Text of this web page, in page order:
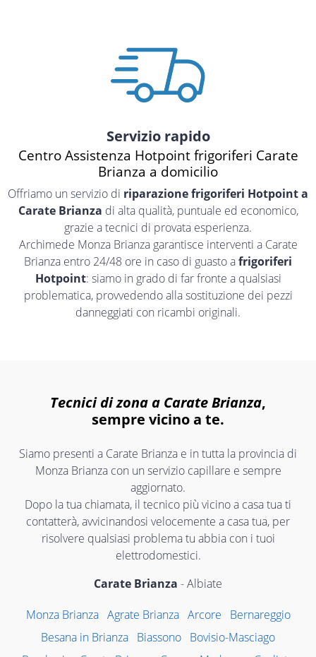
Servizio rapido
Centro Assistenza Hotpoint frigoriferi Carate
Brianza a domicilio
Offriamo un servizio di riparazione frigoriferi Hotpoint a
Carate Brianza di alta qualità, puntuale ed economico,
grazie a tecnici di provata esperienza.
Archimede Monza Brianza garantisce interventi a Carate
Brianza entro 24/48 ore in caso di guasto afrigoriferi
Hotpoint: siamo in grado di far fronte a qualsiasi
problematica, provvedendo alla sostituzione dei pezzi
danneggiati con ricambi originali.
Tecnici di zona a Carate Brianza,
sempre vicino a te.
Siamo presenti a Carate Brianza e in tutta la provincia di
Monza Brianza con un servizio capillare e sempre
aggiornato.
Dopo la tua chiamata, il tecnico più vicino a casa tua ti
contatterà, avvicinandosi velocemente a casa tua, per
risolvere qualsiasi problema tu abbia con i tuoi
elettrodomestici.
Carate Brianza - Albiate
Monza Brianza Agrate Brianza Arcore
Bernareggio
Besana in Brianza Biassono Bovisio-Masciago